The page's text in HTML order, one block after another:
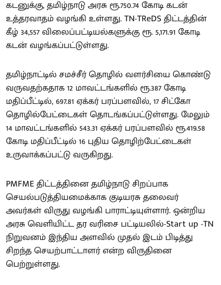
கடனுக்கு, தமிழ்நாடு அரசு ரூ.750.74 கோடி கடன்
உத்தரவாதம் வழங்கி உள்ளது. TN-TReDS திட்டத்தின்
கீழ் 34,557 விலைப்பட்டியல்களுக்கு ரூ. 5,171.91 கோடி
கடன் வழங்கப்பட்டுள்ளது.
தமிழ்நாட்டில் சமச்சீர் தொழில் வளர்சியை கொண்டு
வருவதற்கதாக 12 மாவட்டங்களில் ரூ.387 கோடி
மதிப்பீட்டில், 697.81 ஏக்கர் பரப்பளவில், 17 சிட்கோ
தொழில்பேட்டைகள் தொடங்கப்பட்டுள்ளது. மேலும்
14 மாவட்டங்களில் 543.31 ஏக்கர் பரப்பளவில் ரூ.419.58
கோடி மதிப்பீட்டில் 16 புதிய தொழிற்பேட்டைகள்
உருவாக்கப்பட்டு வருகிறது.
PMFME திட்டத்தினை தமிழ்நாடு சிறப்பாக
செயல்படுத்தியமைக்காக குடியரசு தலைவர்
அவர்கள் விருது வழங்கி பாராட்டியுள்ளார். ஒன்றிய
அரசு வெளியிட்ட தர வரிசை பட்டியலில்-Start up -TN
நிறுவனம் இந்திய அளவில் முதல் இடம் பிடித்து
சிறந்த செயற்பாட்டாளர் என்ற விருதினை
பெற்றுள்ளது.